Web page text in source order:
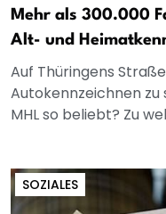
Mehr als 300.000
Alt- und
Auf Thüringens
Autokennzeichnen zu
MHL so beliebt? Zu
SOZIALES